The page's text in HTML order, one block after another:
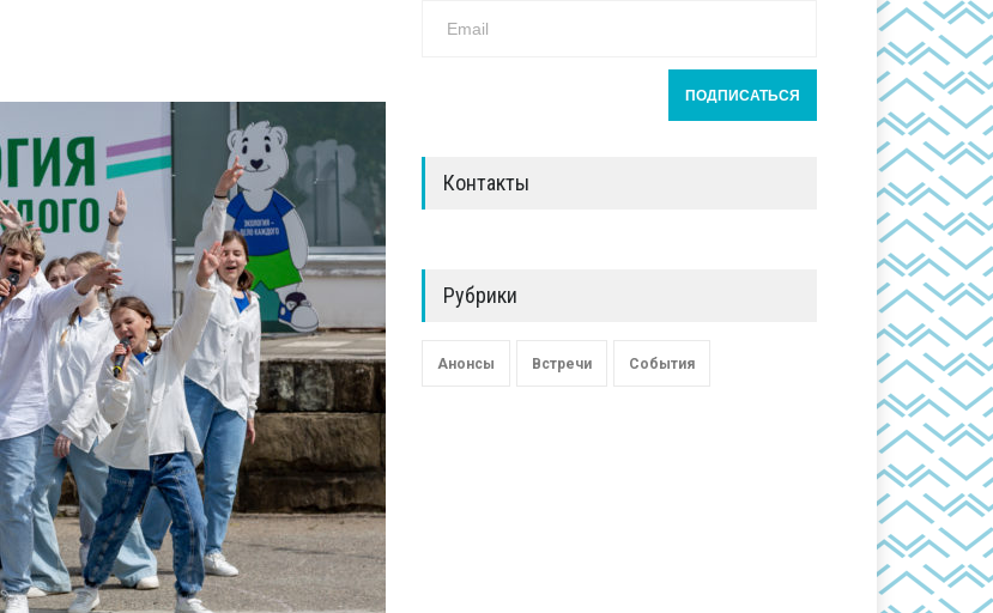
Контакты
Рубрики
Анонсы Встречи События